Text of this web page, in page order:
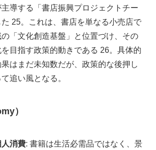
導する「書店振興プロジェクトチー
た 25。これは、書店を単なる小売店で
「文化創造基盤」と位置づけ、その
目指す政策的動きである 26。具体的
はまだ未知数だが、政策的な後押し
追い風となる。
）
消費: 書籍は生活必需品ではなく、景